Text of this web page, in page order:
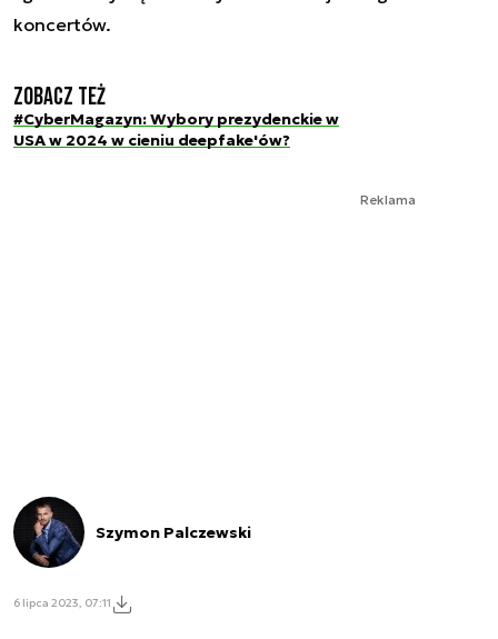
koncertów.
Zobacz też
#CyberMagazyn: Wybory prezydenckie w
USA w 2024 w cieniu deepfake'ów?
Reklama
Szymon Palczewski
6 lipca 2023, 07:11